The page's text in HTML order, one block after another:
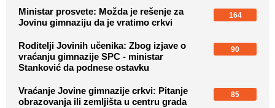
Ministar prosvete: Možda je rešenje za
Jovinu gimnaziju da je vratimo crkvi
164
Roditelji Jovinih učenika: Zbog izjave o
vraćanju gimnazije SPC - ministar
Stanković da podnese ostavku
90
Vraćanje Jovine gimnazije crkvi: Pitanje
obrazovanja ili zemljišta u centru grada
85